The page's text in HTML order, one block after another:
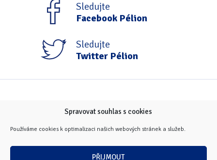
Spravovat souhlas s cookies
Používáme cookies k optimalizaci našich webových stránek a služeb.
PŘIJMOUT
Sledujte
Facebook Pélion
Sledujte
Twitter Pélion